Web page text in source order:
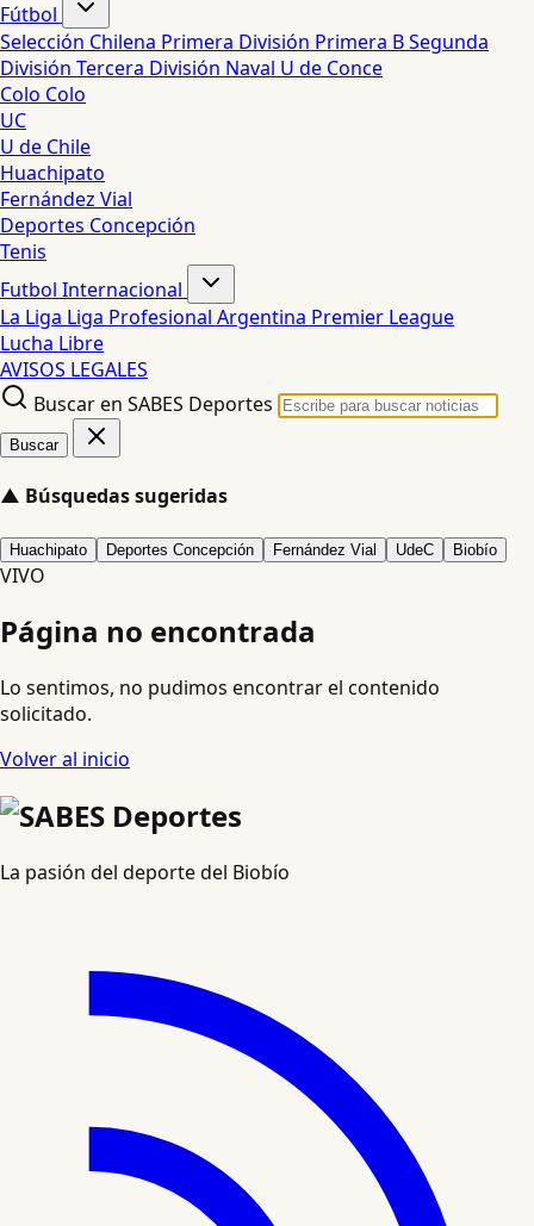
Fútbol
Selección Chilena Primera División Primera BSegunda
División Tercera División Naval U de Conce
Colo Colo
UC
U de Chile
Huachipato
Fernández Vial
Deportes Concepción
Tenis
Futbol Internacional
La Liga Liga Profesional Argentina Premier League
Lucha Libre
AVISOS LEGALES
Buscar en SABES Deportes
Buscar
▲ Búsquedas sugeridas
Huachipato Deportes Concepción Fernández Vial UdeC Biobío
VIVO
Página no encontrada
Lo sentimos, no pudimos encontrar el contenido
solicitado.
Volver al inicio
La pasión del deporte del Biobío